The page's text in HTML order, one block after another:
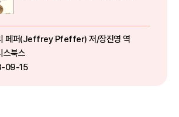
다!”40년에 걸친 방대한 권력 연구
와 치밀한 분석!세계적 석학 제프리
페퍼 교수가 쓴 권력학 ...
페퍼(Jeffrey Pfeffer) 저/장진영 역
스북스
09-15